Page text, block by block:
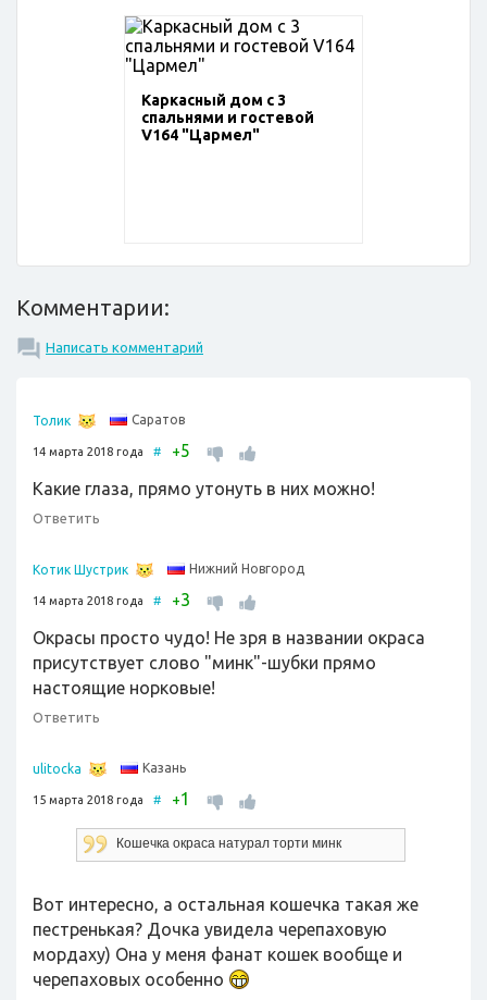
Каркасный дом с 3
спальнями и гостевой
V164 "Цармел"
Комментарии:
Написать комментарий
Толик Саратов
14 марта 2018 года # +5
Какие глаза, прямо утонуть в них можно!
Ответить
Котик Шустрик Нижний Новгород
14 марта 2018 года # +3
Окрасы просто чудо! Не зря в названии окраса
присутствует слово "минк"-шубки прямо
настоящие норковые!
Ответить
ulitocka Казань
15 марта 2018 года # +1
Кошечка окраса натурал торти минк
Вот интересно, а остальная кошечка такая же
пестренькая? Дочка увидела черепаховую
мордаху) Она у меня фанат кошек вообще и
черепаховых особенно